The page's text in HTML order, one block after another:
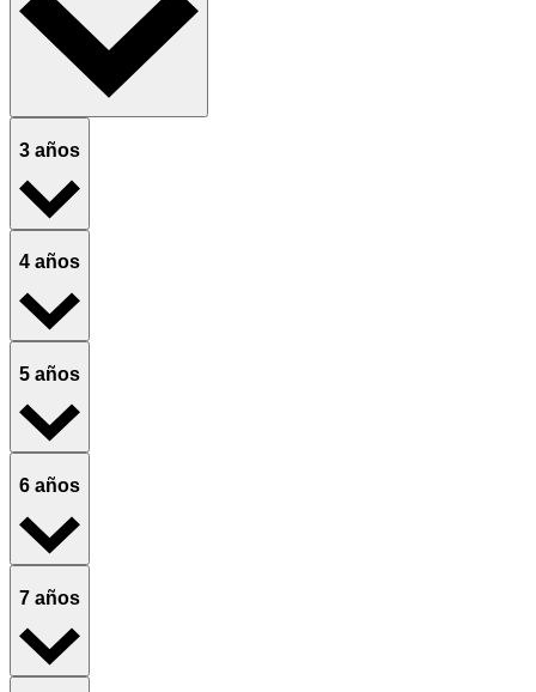
3 años
4 años
5 años
6 años
7 años